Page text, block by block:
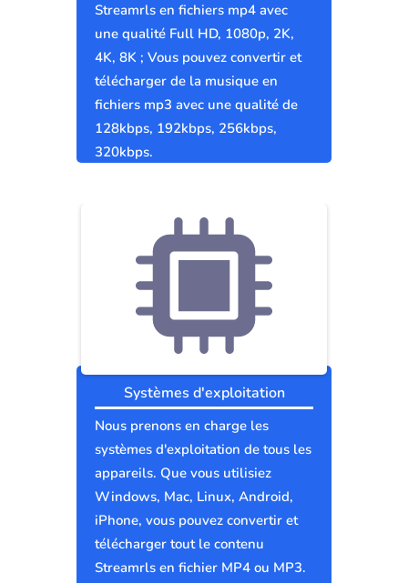
Streamrls en fichiers mp4 avec
une qualité Full HD, 1080p, 2K,
4K, 8K ; Vous pouvez convertir et
télécharger de la musique en
fichiers mp3 avec une qualité de
128kbps, 192kbps, 256kbps,
320kbps.
Systèmes d'exploitation
Nous prenons en charge les
systèmes d'exploitation de tous les
appareils. Que vous utilisiez
Windows, Mac, Linux, Android,
iPhone, vous pouvez convertir et
télécharger tout le contenu
Streamrls en fichier MP4 ou MP3.